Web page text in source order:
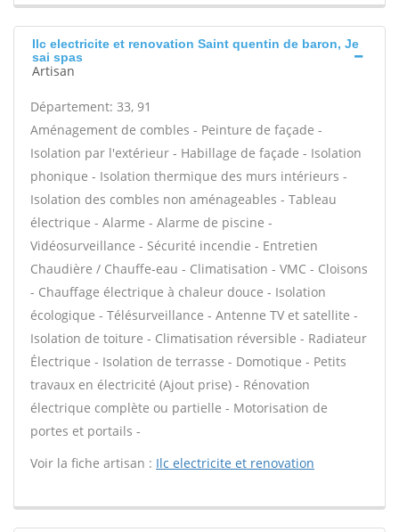
Ilc electricite et renovation Saint quentin de baron, Je
sai spas
Artisan
Département: 33, 91
Aménagement de combles - Peinture de façade -
Isolation par l'extérieur - Habillage de façade - Isolation
phonique - Isolation thermique des murs intérieurs -
Isolation des combles non aménageables - Tableau
électrique - Alarme - Alarme de piscine -
Vidéosurveillance - Sécurité incendie - Entretien
Chaudière / Chauffe-eau - Climatisation - VMC - Cloisons
- Chauffage électrique à chaleur douce - Isolation
écologique - Télésurveillance - Antenne TV et satellite -
Isolation de toiture - Climatisation réversible - Radiateur
Électrique - Isolation de terrasse - Domotique - Petits
travaux en électricité (Ajout prise) - Rénovation
électrique complète ou partielle - Motorisation de
portes et portails -
Voir la fiche artisan : Ilc electricite et renovation